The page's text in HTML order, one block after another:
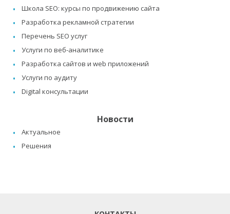
Школа SEO: курсы по продвижению сайта
Разработка рекламной стратегии
Перечень SEO услуг
Услуги по веб-аналитике
Разработка сайтов и web приложений
Услуги по аудиту
Digital консультации
Новости
Актуальное
Решения